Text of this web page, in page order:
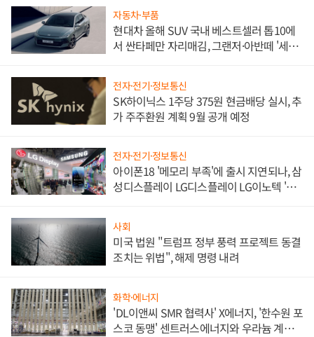
자동차·부품
현대차 올해 SUV 국내 베스트셀러 톱10에
서 싼타페만 자리매김, 그랜저·아반떼 '세단
전자·전기·정보통신
SK하이닉스 1주당 375원 현금배당 실시, 추
가 주주환원 계획 9월 공개 예정
전자·전기·정보통신
아이폰18 '메모리 부족'에 출시 지연되나, 삼
성디스플레이 LG디스플레이 LG이노텍 '탈
사회
미국 법원 "트럼프 정부 풍력 프로젝트 동결
조치는 위법", 해제 명령 내려
화학·에너지
'DL이앤씨 SMR 협력사' X에너지, '한수원 포
스코 동맹' 센트러스에너지와 우라늄 계약